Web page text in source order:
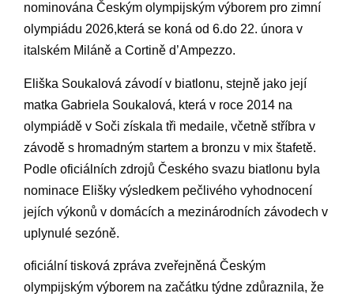
nominována Českým olympijským výborem pro zimní
olympiádu 2026,která se koná od 6.do 22. února v
italském Miláně a Cortině d’Ampezzo.
Eliška Soukalová závodí v biatlonu, stejně jako její
matka Gabriela Soukalová, která v roce 2014 na
olympiádě v Soči získala tři medaile, včetně stříbra v
závodě s hromadným startem a bronzu v mix štafetě.
Podle oficiálních zdrojů Českého svazu biatlonu byla
nominace Elišky výsledkem pečlivého vyhodnocení
jejích výkonů v domácích a mezinárodních závodech v
uplynulé sezóně.
oficiální tisková zpráva zveřejněná Českým
olympijským výborem na začátku týdne zdůraznila, že